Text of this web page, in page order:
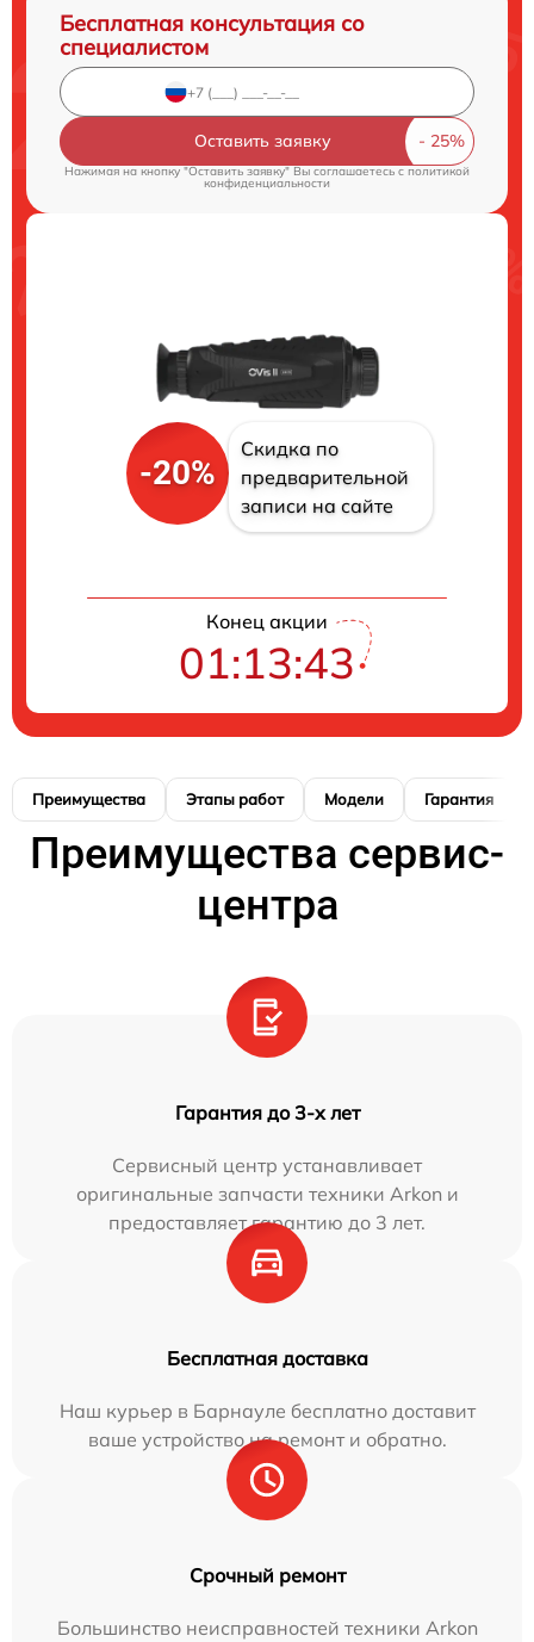
Бесплатная консультация со
специалистом
Оставить заявку
Нажимая на кнопку "Оставить заявку" Вы соглашаетесь c политикой
конфиденциальности
-20%
Скидка по
предварительной
записи на сайте
Конец акции
01:13:42
Преимущества Этапы работ Модели Гарантия
Преимущества сервис-
центра
Гарантия до 3-х лет
Сервисный центр устанавливает
оригинальные запчасти техники Arkon и
предоставляет гарантию до 3 лет.
Бесплатная доставка
Наш курьер в Барнауле бесплатно доставит
ваше устройство на ремонт и обратно.
Срочный ремонт
Большинство неисправностей техники Arkon